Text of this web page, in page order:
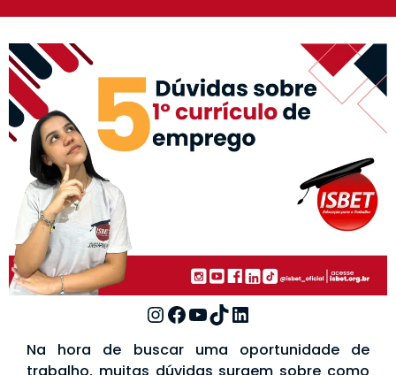
Na hora de buscar uma oportunidade de